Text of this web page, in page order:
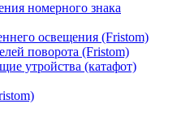
номерного знака
освещения (Fristom)
поворота (Fristom)
утройства (катафот)